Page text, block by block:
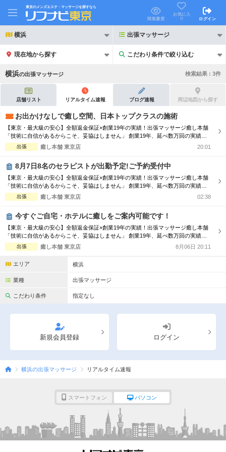
東京のメンズエステ・マッサージを探すなら
閲覧履歴
お気に入
り
ログイン
横浜 出張マッサージ
現在地から探す こだわり条件で絞り込む
こだわり条件で絞り込む
21時以降も受付 24時以降も受付
初回割引あり
団体割引 ポイントカード有
キャッシュレス決済OK 領収証発行可
完全個室 半個室あり
ペアルームあり
フットバスあり
スタッフ指名可 Ｗセラピスト
こだわり条件を変更
閉じる
横浜の出張マッサージ 検索結果 : 3件
店舗リスト リアルタイム速報 ブログ速報 周辺地図から探す
お出かけなしで癒し空間、日本トップクラスの施術
【東京・最大級の安心】全額返金保証×創業19年の実績！出張マッサージ癒し本舗
「技術に自信があるからこそ、妥協はしません」 創業19年、延べ数万回の実績を
誇る「癒し本舗」が、東京都内のご自宅や宿泊先へ至福の時間を届けます。ボデ
ィ、オイル、ヘッド、足裏、タイ古式の5種から、最適なケアをプロがご提案。 ■
返金いたします。サー...
出張 癒し本舗 東京店 20:01
8月7日8名のセラピストが出勤予定!ご予約受付中
【東京・最大級の安心】全額返金保証×創業19年の実績！出張マッサージ癒し本舗
「技術に自信があるからこそ、妥協はしません」 創業19年、延べ数万回の実績を
誇る「癒し本舗」が、東京都内のご自宅やホテルへ至福の時間を届けます。ボデ
ィ、オイル、ヘッド、足裏、タイ古式の5種から、最適なケアをプロがご提案。 ■
返金いたします。サー...
出張 癒し本舗 東京店 02:38
今すぐご自宅・ホテルに癒しをご案内可能です！
【東京・最大級の安心】全額返金保証×創業19年の実績！出張マッサージ癒し本舗
「技術に自信があるからこそ、妥協はしません」 創業19年、延べ数万回の実績を
誇る「癒し本舗」が、東京都内のご自宅やホテルへ至福の時間を届けます。ボデ
ィ、オイル、ヘッド、足裏、タイ古式の5種から、最適なケアをプロがご提案。 ■
返金いたします。サー...
出張 癒し本舗 東京店 8月06日 20:11
エリア 横浜
業種 出張マッサージ
こだわり条件 指定なし
新規会員登録 ログイン
横浜の出張マッサージ リアルタイム速報
スマートフォン パソコン